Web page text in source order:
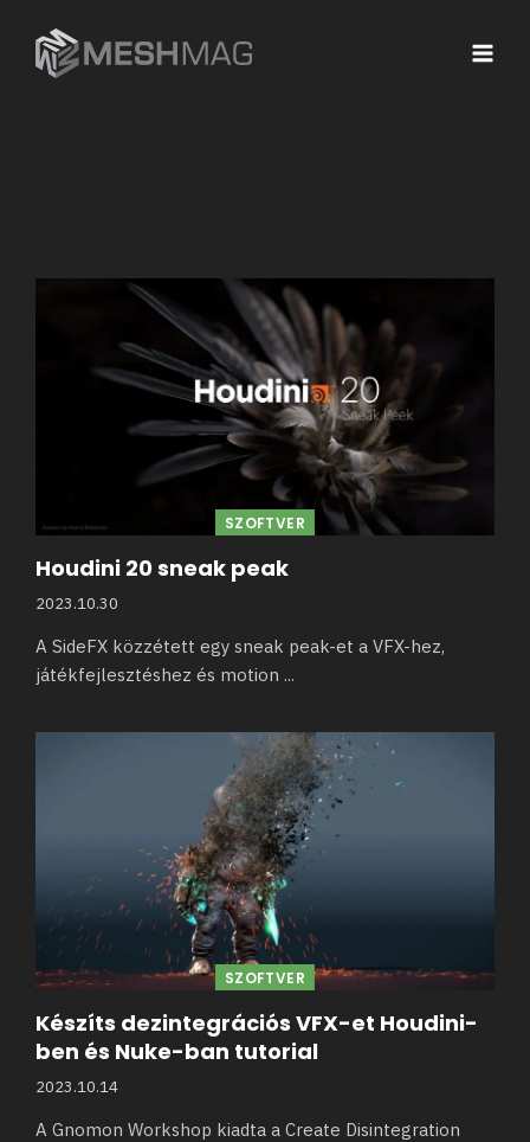
SZOFTVER
Houdini 20 sneak peak
2023.10.30
A SideFX közzétett egy sneak peak-et a VFX-hez,
játékfejlesztéshez és motion ...
SZOFTVER
Készíts dezintegrációs VFX-et Houdini-
ben és Nuke-ban tutorial
2023.10.14
A Gnomon Workshop kiadta a Create Disintegration